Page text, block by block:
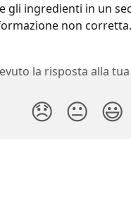
gli ingredienti in un
non corretta.
la risposta alla
😞 😐 😃